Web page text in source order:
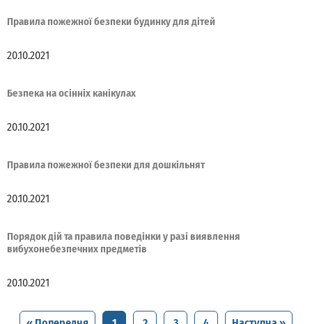
Правила пожежної безпеки будинку для дітей
20.10.2021
Безпека на осінніх канікулах
20.10.2021
Правила пожежної безпеки для дошкiльнят
20.10.2021
Порядок дій та правила поведінки у разі виявлення
вибухонебезпечних предметів
20.10.2021